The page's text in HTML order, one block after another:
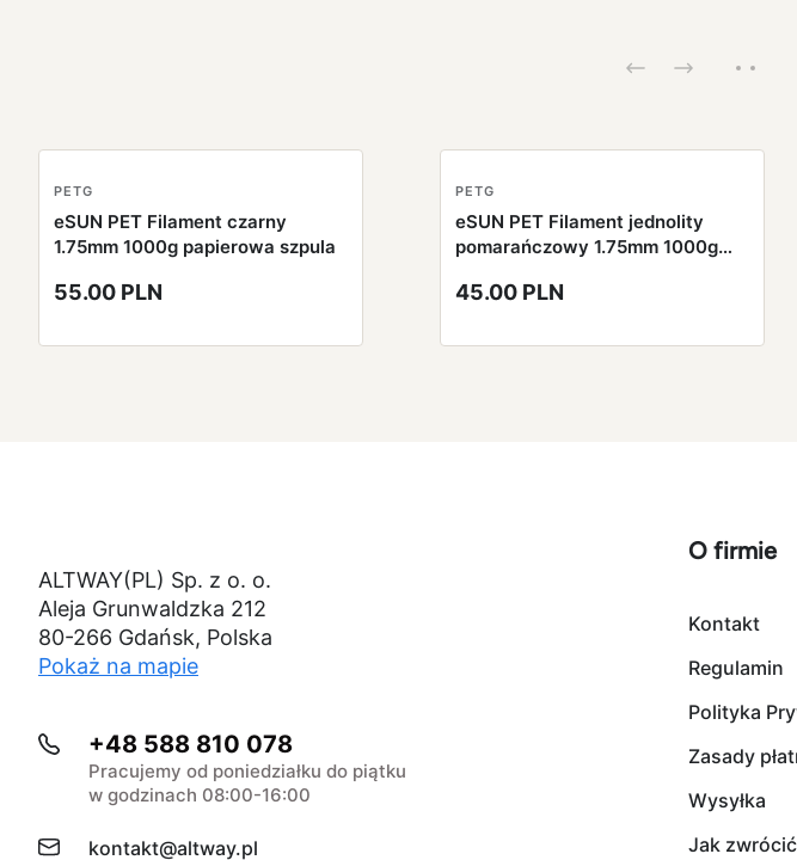
PETG
eSUN PET Filament czarny
1.75mm 1000g papierowa szpula
55.00 PLN
PETG
eSUN PET Filament jednolity
pomarańczowy 1.75mm 1000g
45.00 PLN
ALTWAY(PL) Sp. z o. o.
Aleja Grunwaldzka 212
80-266 Gdańsk, Polska
Pokaż na mapie
+48 588 810 078
Pracujemy od poniedziałku do piątku
w godzinach 08:00-16:00
kontakt@altway.pl
O firmie
Kontakt
Regulamin
Polityka
Zasady
Wysyłka
Jak